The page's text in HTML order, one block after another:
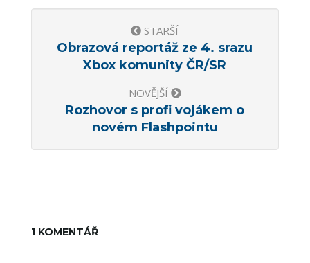
STARŠÍ
Obrazová reportáž ze 4. srazu
Xbox komunity ČR/SR
NOVĚJŠÍ
Rozhovor s profi vojákem o
novém Flashpointu
1 KOMENTÁŘ